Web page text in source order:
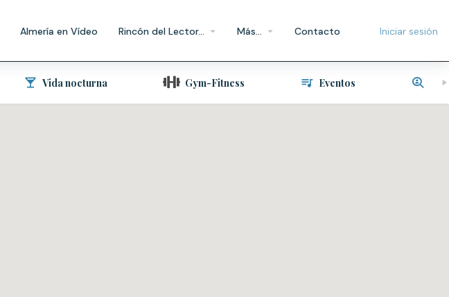
Almería en Vídeo Rincón del Lector… Más… Contacto Iniciar sesión
Vida nocturna Gym-Fitness Eventos